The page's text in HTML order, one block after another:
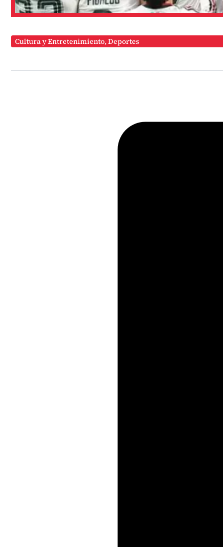
Cultura y Entretenimiento,Deportes